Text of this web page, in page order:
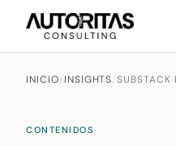
INICIO/INSIGHTS/SUBSTACK
CONTENIDOS